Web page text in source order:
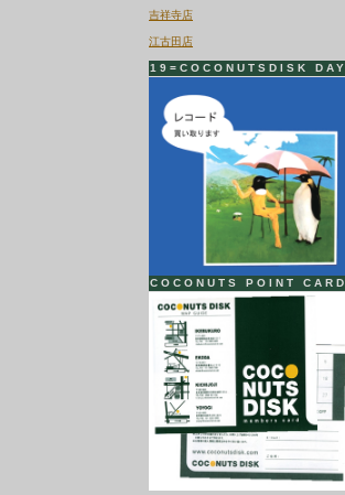
吉祥寺店
江古田店
19=COCONUTSDISK DAY
COCONUTS POINT CARD